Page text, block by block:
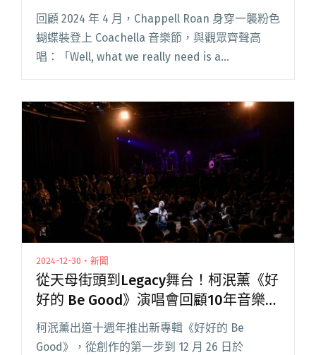
樂文化
回顧 2024 年 4 月，Chappell Roan 身穿一襲粉色
蝴蝶裝登上 Coachella 音樂節，與觀眾齊聲高
唱：「Well, what we really need is a
Pop熱潮，回望臺灣女同志音樂文化"
2024-12-30・新聞
從天母街頭到Legacy舞台！柯泯薰《好
好的 Be Good》演唱會回顧10年音樂旅
程
柯泯薰出道十週年推出新專輯《好好的 Be
Good》，從創作的第一步到 12 月 26 日於